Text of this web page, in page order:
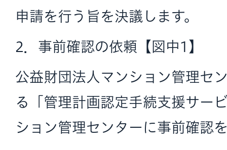
申請を行う旨を決議します。
2．事前確認の依頼【図中1】
公益財団法人マンション管理セ
る「管理計画認定手続支援サー
ション管理センターに事前確認